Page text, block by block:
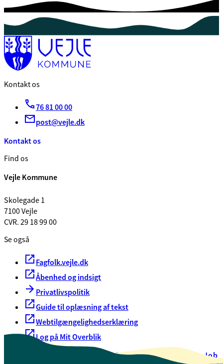
Kontakt os
76 81 00 00
post@vejle.dk
Kontakt os
Find os
Vejle Kommune
Skolegade 1
7100 Vejle
CVR. 29 18 99 00
Se også
Fagfolk.vejle.dk
Åbenhed og indsigt
Privatlivspolitik
Guide til oplæsning af tekst
Webtilgængelighedserklæring
Log på Mit Overblik
Oversigt over selvbetjeningJob